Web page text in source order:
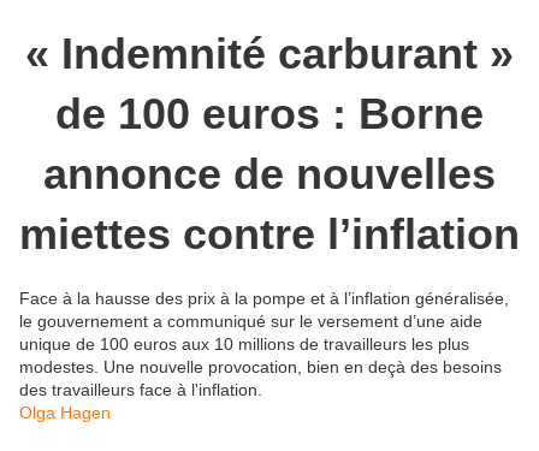
« Indemnité carburant »
de 100 euros : Borne
annonce de nouvelles
miettes contre l’inflation
Face à la hausse des prix à la pompe et à l’inflation généralisée,
le gouvernement a communiqué sur le versement d’une aide
unique de 100 euros aux 10 millions de travailleurs les plus
modestes. Une nouvelle provocation, bien en deçà des besoins
des travailleurs face à l'inflation.
Olga Hagen